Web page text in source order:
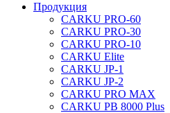
Продукция
CARKU PRO-60
CARKU PRO-30
CARKU PRO-10
CARKU Elite
CARKU JP-1
CARKU JP-2
CARKU PRO MAX
CARKU PB 8000 Plus